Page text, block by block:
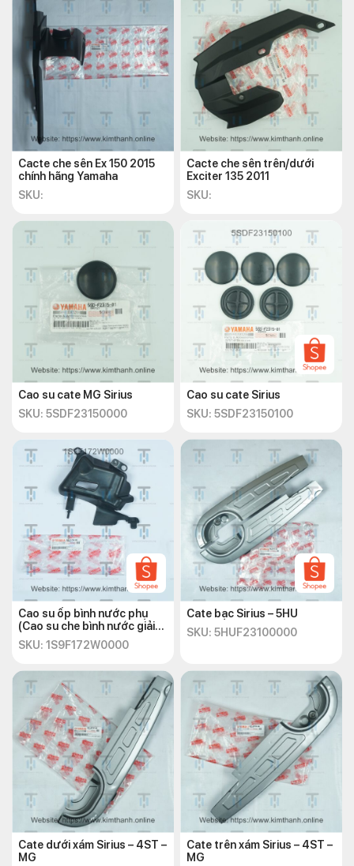
Cacte che sên Ex 150 2015
chính hãng Yamaha
SKU:
Cacte che sên trên/dưới
Exciter 135 2011
SKU:
Cao su cate MG Sirius
SKU: 5SDF23150000
Cao su cate Sirius
SKU: 5SDF23150100
Cao su ốp bình nước phụ
(Cao su che bình nước giải
nhiệt) Exciter 135 2010
SKU: 1S9F172W0000
Cate bạc Sirius – 5HU
SKU: 5HUF23100000
Cate dưới xám Sirius – 4ST –
MG
Cate trên xám Sirius – 4ST –
MG